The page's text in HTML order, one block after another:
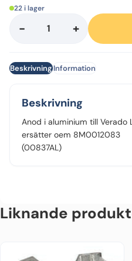
22 i lager
-
Anod
L6
+
BeskrivningInformation
Beskrivning
Anod i aluminium till
ersätter oem 8M0012083
(00837AL)
Liknande